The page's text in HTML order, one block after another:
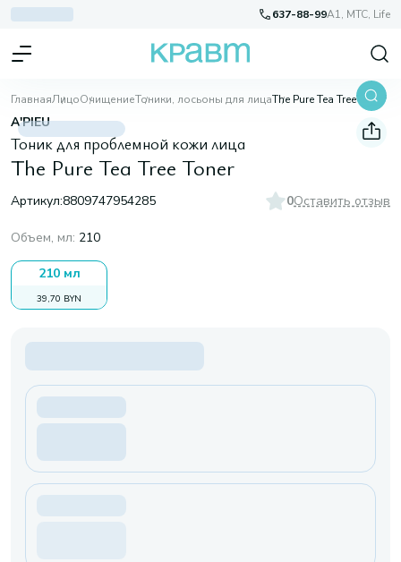
637-88-99A1, МТС, Life
ГлавнаяЛицоОчищениеТоники, лосьоны для лицаThe Pure Tea Tree Toner
A'PIEU
Тоник для проблемной кожи лица
The Pure Tea Tree Toner
Артикул:8809747954285 0Оставить отзыв
Объем, мл: 210
210 мл
39,70 BYN